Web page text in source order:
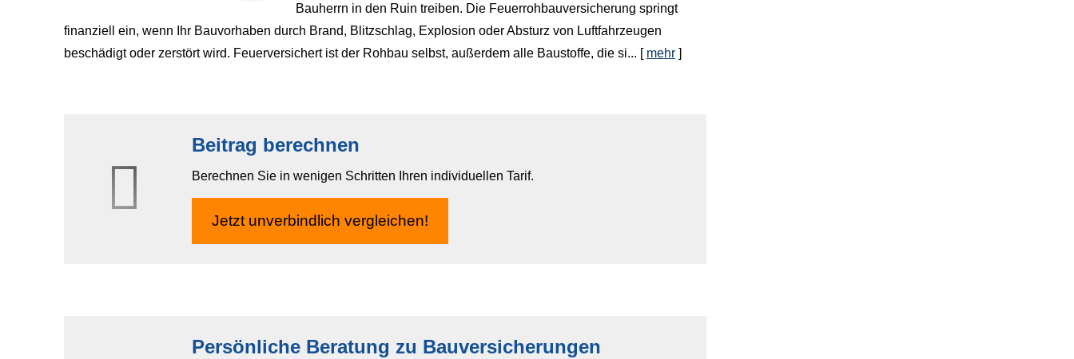
Bauherrn in den Ruin treiben. Die Feuerrohbauversicherung springt
finanziell ein, wenn Ihr Bauvorhaben durch Brand, Blitzschlag, Explosion oder Absturz von Luftfahrzeugen
beschädigt oder zerstört wird. Feuerversichert ist der Rohbau selbst, außerdem alle Baustoffe, die si... [ mehr ]
Beitrag berechnen
Berechnen Sie in wenigen Schritten Ihren individuellen Tarif.
Jetzt unverbindlich ver­gleichen!
Persönliche Beratung zu Bauversicherungen